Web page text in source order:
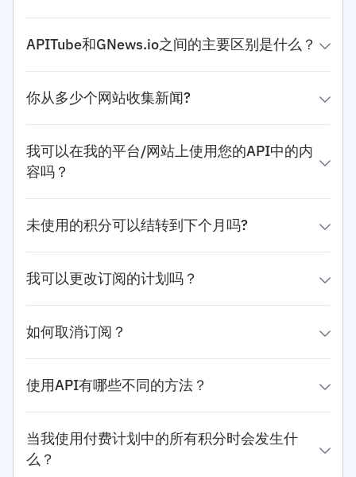
APITube和GNews.io之间的主要区别是什么？
你从多少个网站收集新闻?
我可以在我的平台/网站上使用您的API中的内
容吗？
未使用的积分可以结转到下个月吗?
我可以更改订阅的计划吗？
如何取消订阅？
使用API有哪些不同的方法？
当我使用付费计划中的所有积分时会发生什
么？